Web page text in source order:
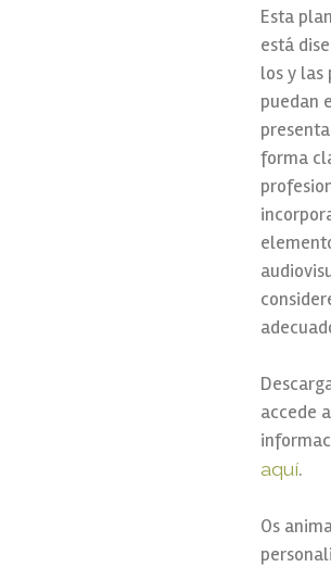
Esta
está
los y las
puedan
forma
accede
aquí.
Os